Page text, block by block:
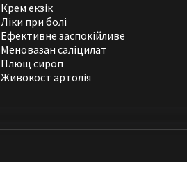
Крем екзік
Ліки при болі
Ефективне заспокійливе
Меновазан саліцилат
Плющ сироп
Живокост артолія